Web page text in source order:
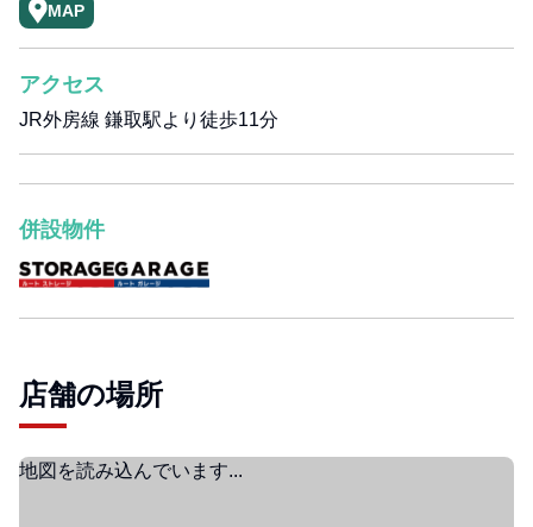
MAP
アクセス
JR外房線 鎌取駅より徒歩11分
併設物件
店舗の場所
地図を読み込んでいます...